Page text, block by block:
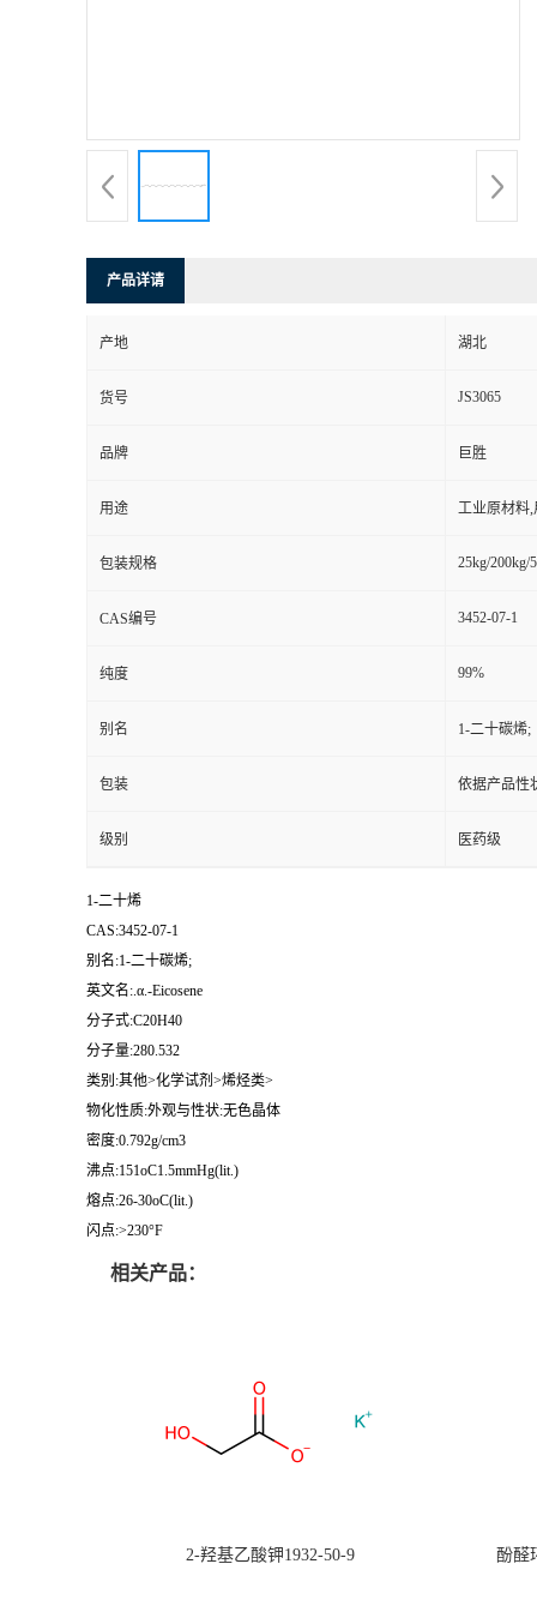
产品详请
产地 湖北
货号 JS3065
品牌 巨胜
用途 工业原材料
包装规格 25kg/200kg/
CAS编号 3452-07-1
纯度 99%
别名 1-二十碳烯;
包装 依据产品性
级别 医药级
1-二十烯
CAS:3452-07-1
别名:1-二十碳烯;
英文名:.α.-Eicosene
分子式:C20H40
分子量:280.532
类别:其他>化学试剂>烯烃类>
物化性质:外观与性状:无色晶体
密度:0.792g/cm3
沸点:151oC1.5mmHg(lit.)
熔点:26-30oC(lit.)
闪点:>230°F
相关产品：
2-羟基乙酸钾1932-50-9 酚醛